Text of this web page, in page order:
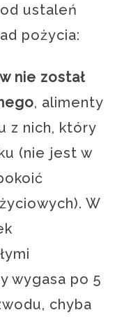
ustaleń
pożycia:
nie został
, alimenty
z nich, który
(nie jest w
W
wygasa po 5
chyba